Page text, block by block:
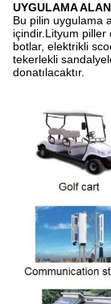
UYGULAMA
Bu pilin uygulama
içindir.Lityum piller
botlar, elektrikli
tekerlekli
donatılacaktır.